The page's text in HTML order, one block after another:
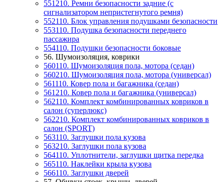
551210. Ремни безопасности задние (с
сигнализатором непристегнутого ремня)
552110. Блок управления подушками безопасности
553110. Подушка безопасности переднего
пассажира
554110. Подушки безопасности боковые
56. Шумоизоляция, коврики
560110. Шумоизоляция пола, мотора (седан)
560210. Шумоизоляция пола, мотора (универсал)
561110. Ковер пола и багажника (седан)
561210. Ковер пола и багажника (универсал)
562110. Комплект комбинированных ковриков в
салон (суперлюкс)
562210. Комплект комбинированных ковриков в
салон (SPORT)
563110. Заглушки пола кузова
563210. Заглушки пола кузова
564110. Уплотнители, заглушки щитка передка
565110. Наклейки крыла кузова
566110. Заглушки дверей